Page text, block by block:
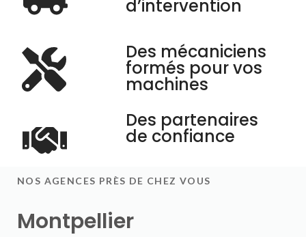
d’intervention
Des mécaniciens
formés pour vos
machines
Des partenaires
de confiance
NOS AGENCES PRÈS DE CHEZ VOUS
Montpellier